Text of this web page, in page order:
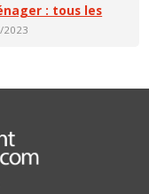
: tous les